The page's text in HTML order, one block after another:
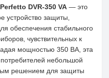
DVR-350 VA — это
устройство защиты,
обеспечения стабильного
чувствительных к
мощностью 350 ВА, эта
небольшой
решением для защиты